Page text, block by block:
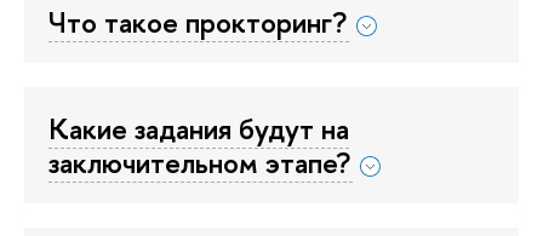
Что такое прокторинг?
Какие задания будут на
заключительном этапе?